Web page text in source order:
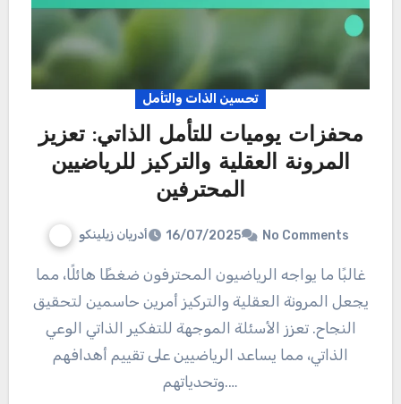
تحسين الذات والتأمل
محفزات يوميات للتأمل الذاتي: تعزيز
المرونة العقلية والتركيز للرياضيين
المحترفين
أدريان زيلينكو 16/07/2025 No Comments
غالبًا ما يواجه الرياضيون المحترفون ضغطًا هائلًا، مما
يجعل المرونة العقلية والتركيز أمرين حاسمين لتحقيق
النجاح. تعزز الأسئلة الموجهة للتفكير الذاتي الوعي
الذاتي، مما يساعد الرياضيين على تقييم أهدافهم
وتحدياتهم.…